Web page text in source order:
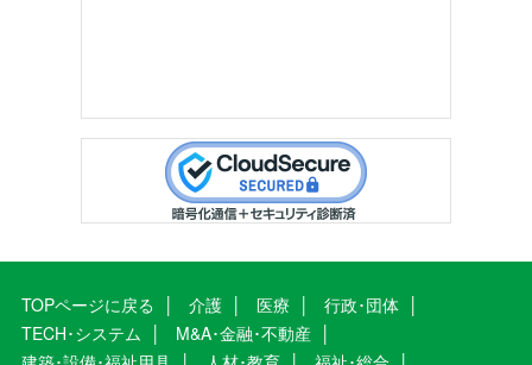
TOPページに戻る 介護 医療
行政･団体
TECH･システム
M&A･金融･不動産